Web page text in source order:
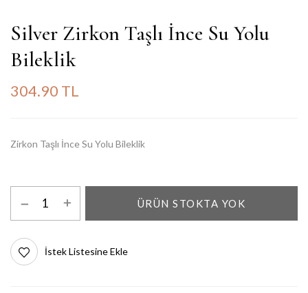
Silver Zirkon Taşlı İnce Su Yolu
Bileklik
304.90 TL
Zirkon Taşlı İnce Su Yolu Bileklik
ÜRÜN STOKTA YOK
İstek Listesine Ekle